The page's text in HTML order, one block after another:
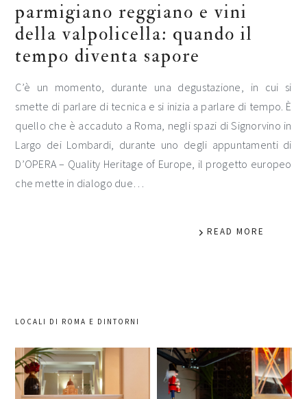
parmigiano reggiano e vini
della valpolicella: quando il
tempo diventa sapore
C’è un momento, durante una degustazione, in cui si
smette di parlare di tecnica e si inizia a parlare di tempo. È
quello che è accaduto a Roma, negli spazi di Signorvino in
Largo dei Lombardi, durante uno degli appuntamenti di
D’OPERA – Quality Heritage of Europe, il progetto europeo
che mette in dialogo due…
READ MORE
LOCALI DI ROMA E DINTORNI